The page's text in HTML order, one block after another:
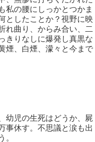
私の腰にしっかとつかま
としたことか？視野に映
れ曲り、からみ合い、二
きりなしに爆発し真黒な
煙、白煙、濛々と今まで
幼児の生死はどうか、屍
事休す。不思議と涙も出
。